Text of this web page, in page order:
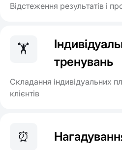
Відстеження результатів і
🏋️
тренувань
Складання індивідуальних
клієнтів
⏰